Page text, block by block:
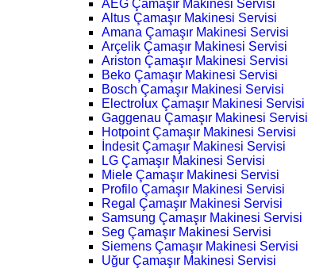
AEG Çamaşır Makinesi Servisi
Altus Çamaşır Makinesi Servisi
Amana Çamaşır Makinesi Servisi
Arçelik Çamaşır Makinesi Servisi
Ariston Çamaşır Makinesi Servisi
Beko Çamaşır Makinesi Servisi
Bosch Çamaşır Makinesi Servisi
Electrolux Çamaşır Makinesi Servisi
Gaggenau Çamaşır Makinesi Servisi
Hotpoint Çamaşır Makinesi Servisi
İndesit Çamaşır Makinesi Servisi
LG Çamaşır Makinesi Servisi
Miele Çamaşır Makinesi Servisi
Profilo Çamaşır Makinesi Servisi
Regal Çamaşır Makinesi Servisi
Samsung Çamaşır Makinesi Servisi
Seg Çamaşır Makinesi Servisi
Siemens Çamaşır Makinesi Servisi
Uğur Çamaşır Makinesi Servisi